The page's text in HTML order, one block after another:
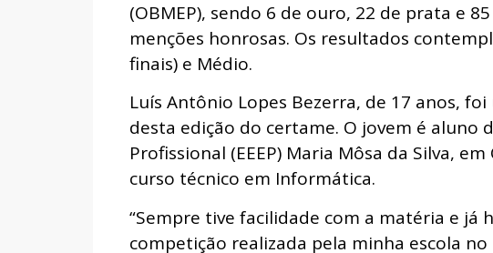
(OBMEP), sendo 6 de ouro, 22 de prata e
menções honrosas. Os resultados
finais) e Médio.
Luís Antônio Lopes Bezerra, de 17 anos,
desta edição do certame. O jovem é aluno
Profissional (EEEP) Maria Môsa da Silva,
curso técnico em Informática.
“Sempre tive facilidade com a matéria e já
competição realizada pela minha escola